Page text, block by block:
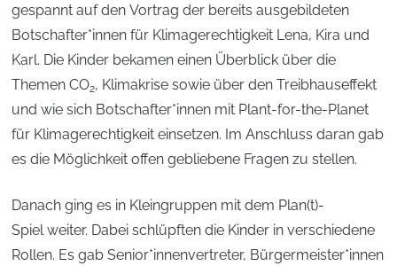
gespannt auf den Vortrag der bereits ausgebildeten
Botschafter*innen für Klimagerechtigkeit Lena, Kira und
Karl. Die Kinder bekamen einen Überblick über die
Themen CO2, Klimakrise sowie über den Treibhauseffekt
und wie sich Botschafter*innen mit Plant-for-the-Planet
für Klimagerechtigkeit einsetzen. Im Anschluss daran gab
es die Möglichkeit offen gebliebene Fragen zu stellen.
Danach ging es in Kleingruppen mit dem Plan(t)-
Spiel weiter. Dabei schlüpften die Kinder in verschiedene
Rollen. Es gab Senior*innenvertreter, Bürgermeister*innen